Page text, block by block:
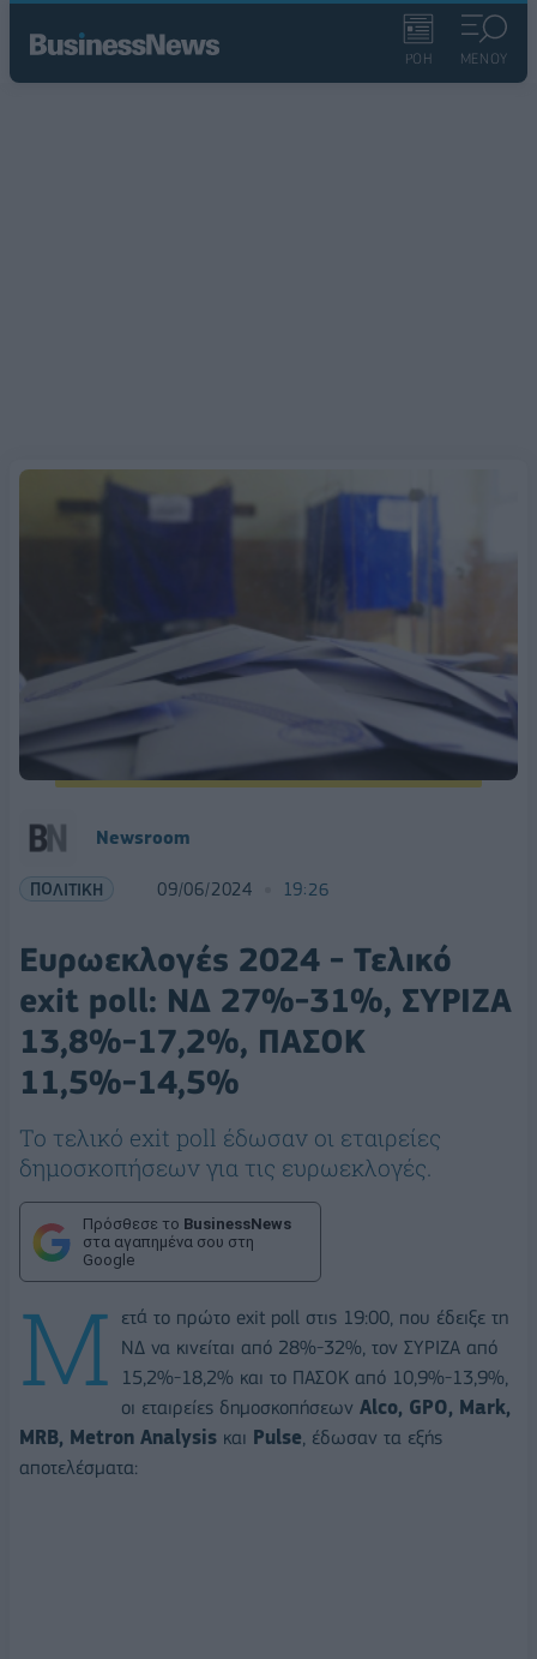
ΡΟΗ ΜΕΝΟΥ
Newsroom
ΠΟΛΙΤΙΚΗ 09/06/2024 19:26
Ευρωεκλογές 2024 - Τελικό
exit poll: ΝΔ 27%-31%, ΣΥΡΙΖΑ
13,8%-17,2%, ΠΑΣΟΚ
11,5%-14,5%
Το τελικό exit poll έδωσαν οι εταιρείες
δημοσκοπήσεων για τις ευρωεκλογές.
Πρόσθεσε το BusinessNews
στα αγαπημένα σου στη
Google
Μ
ετά το πρώτο exit poll στις 19:00, που έδειξε τη
ΝΔ να κινείται από 28%-32%, τον ΣΥΡΙΖΑ από
15,2%-18,2% και το ΠΑΣΟΚ από 10,9%-13,9%,
οι εταιρείες δημοσκοπήσεων Alco, GPO, Mark,
MRB, Metron Analysis και Pulse, έδωσαν τα εξής
αποτελέσματα: